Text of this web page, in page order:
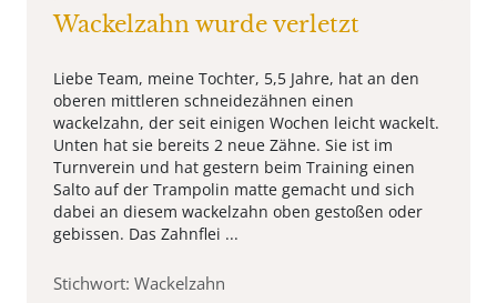
Wackelzahn wurde verletzt
Liebe Team, meine Tochter, 5,5 Jahre, hat an den
oberen mittleren schneidezähnen einen
wackelzahn, der seit einigen Wochen leicht wackelt.
Unten hat sie bereits 2 neue Zähne. Sie ist im
Turnverein und hat gestern beim Training einen
Salto auf der Trampolin matte gemacht und sich
dabei an diesem wackelzahn oben gestoßen oder
gebissen. Das Zahnflei ...
Stichwort: Wackelzahn